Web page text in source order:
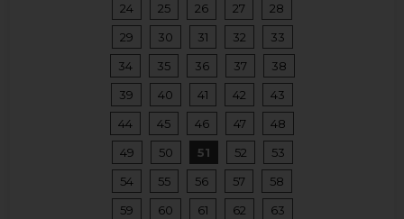
24
25 26 27
28
29
30 31 32
33
34
35 36 37
38
39
40 41 42
43
44
45 46 47
48
49
50 51 52
53
54
55 56 57
58
59
60 61 62
63